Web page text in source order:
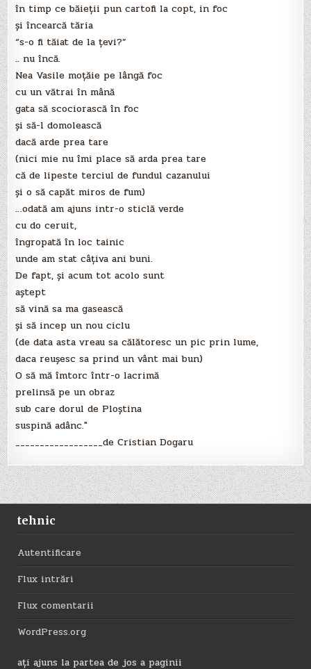
în timp ce băieţii pun cartofi la copt, in foc
şi încearcă tăria
“s-o fi tăiat de la ţevi?”
.. nu încă.
Nea Vasile moţăie pe lângă foc
cu un vătrai în mână
gata să scociorască în foc
şi să-l domolească
dacă arde prea tare
(nici mie nu îmi place să arda prea tare
că de lipeste terciul de fundul cazanului
şi o să capăt miros de fum)
…odată am ajuns intr-o sticlă verde
cu do ceruit,
îngropată în loc tainic
unde am stat câţiva ani buni.
De fapt, şi acum tot acolo sunt
aştept
să vină sa ma gasească
şi să incep un nou ciclu
(de data asta vreau sa călătoresc un pic prin lume,
daca reuşesc sa prind un vânt mai bun)
O să mă îmtorc într-o lacrimă
prelinsă pe un obraz
sub care dorul de Ploştina
suspină adânc."
__________________de Cristian Dogaru
tehnic
Autentificare
Flux intrări
Flux comentarii
WordPress.org
ați ajuns la partea de jos a paginii